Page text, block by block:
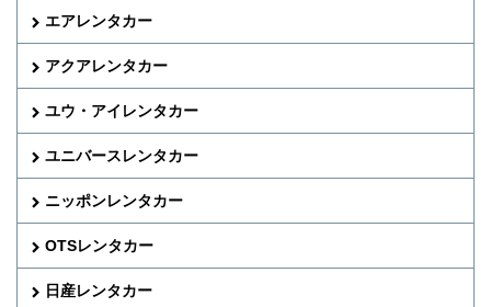
エアレンタカー
アクアレンタカー
ユウ・アイレンタカー
ユニバースレンタカー
ニッポンレンタカー
OTSレンタカー
日産レンタカー